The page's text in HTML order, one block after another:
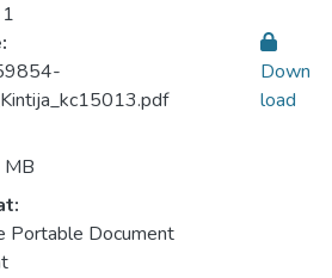
Portable Document
Down
load